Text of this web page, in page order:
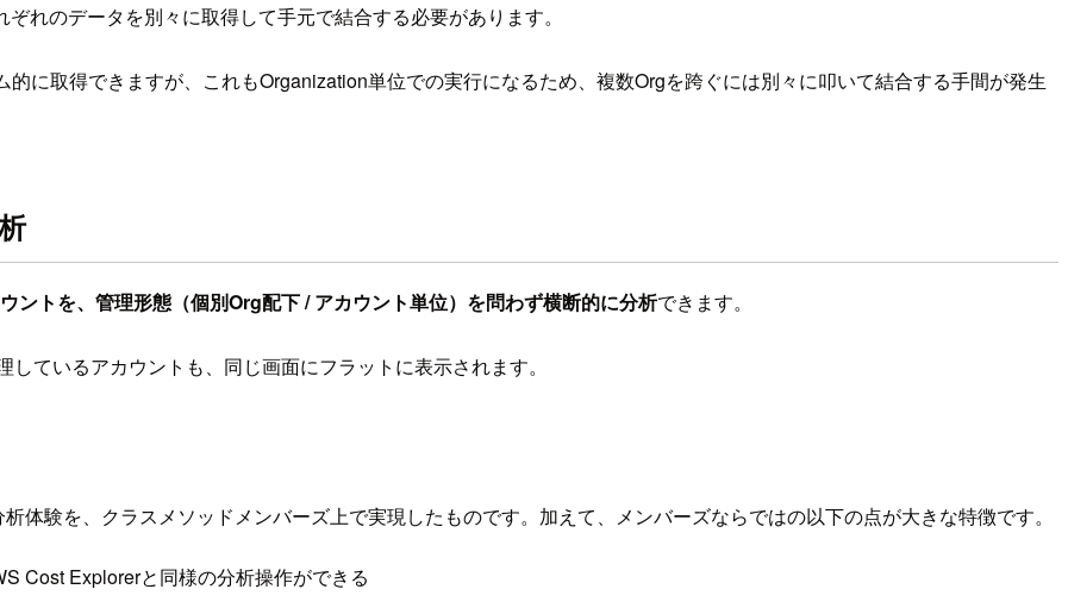
れのデータを別々に取得して手元で結合する必要があります。
的に取得できますが、これもOrganization単位での実行になるため、複数Orgを跨ぐには別々に叩いて結合する手間が発生
ントを、管理形態（個別Org配下 / アカウント単位）を問わず横断的に分析できます。
ているアカウントも、同じ画面にフラットに表示されます。
体験を、クラスメソッドメンバーズ上で実現したものです。加えて、メンバーズならではの以下の点が大きな特徴です。
Cost Explorerと同様の分析操作ができる